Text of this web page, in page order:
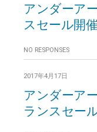
アンダーア
スセール開催
NO RESPONSES
2017年4月17日
アンダーア
ランスセー